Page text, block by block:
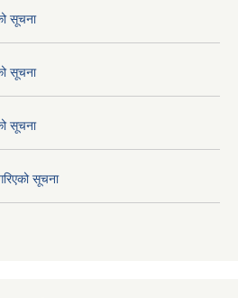
सूचना
सूचना
सूचना
सूचना